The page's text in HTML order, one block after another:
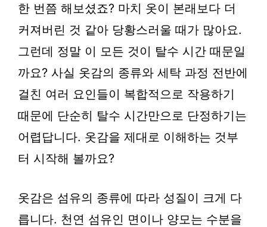
한 번쯤 해보셨죠? 마치 옷이 본래보다 더
커져버린 것 같아 당황스러울 때가 많아요.
그런데 정말 이 모든 것이 탈수 시간 때문일
까요? 사실 옷감의 종류와 세탁 과정 전반에
걸친 여러 요인들이 복합적으로 작용하기
때문에 단순히 탈수 시간만으로 단정하기는
어렵답니다. 옷감을 제대로 이해하는 것부
터 시작해 볼까요?
옷감은 섬유의 종류에 따라 성질이 크게 다
릅니다. 천연 섬유인 면이나 양모는 수분을